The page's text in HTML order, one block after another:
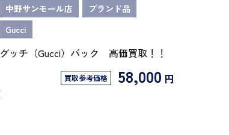
中野サンモール店
ブランド品
Gucci
グッチ（Gucci）バック 高価買取！！
買取参考価格 58,000 円